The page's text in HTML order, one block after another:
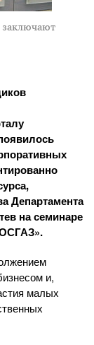
заключают
Департамента
на семинаре
и,
малых